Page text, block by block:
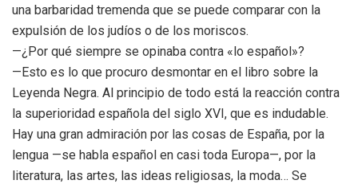
una barbaridad tremenda que se puede comparar con la
expulsión de los judíos o de los moriscos.
—¿Por qué siempre se opinaba contra «lo español»?
—Esto es lo que procuro desmontar en el libro sobre la
Leyenda Negra. Al principio de todo está la reacción contra
la superioridad española del siglo XVI, que es indudable.
Hay una gran admiración por las cosas de España, por la
lengua —se habla español en casi toda Europa—, por la
literatura, las artes, las ideas religiosas, la moda… Se